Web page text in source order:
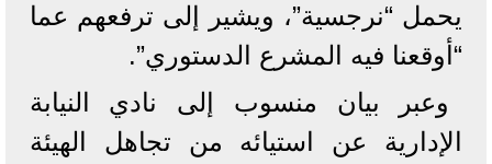
يحمل “نرجسية”، ويشير إلى ترفعهم عما
“أوقعنا فيه المشرع الدستوري”.
وعبر بيان منسوب إلى نادي النيابة
الإدارية عن استيائه من تجاهل الهيئة